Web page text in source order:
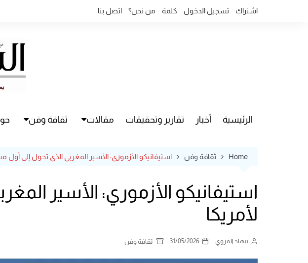
اشتراك تسجيل الدخول كلمة من نحن؟ اتصل بنا
الرئيسية أخبار تقارير وتحقيقات مقالات ثقافة وفن
مسرح
Home ثقافة وفن استيفانيكو الأزموري: الأسير المغربي الذي تحول إلى
استيفانيكو الأزموري: الأسير
لأمريكا
نيهاد القزوي 31/05/2026 ثقافة وفن